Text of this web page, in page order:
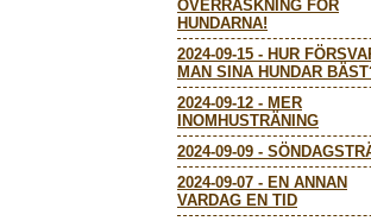
ÖVERRASKNING FÖR
HUNDARNA!
2024-09-15 - HUR
MAN SINA HUNDAR
2024-09-12 - MER
INOMHUSTRÄNING
2024-09-09 -
2024-09-07 - EN ANNAN
VARDAG EN TID